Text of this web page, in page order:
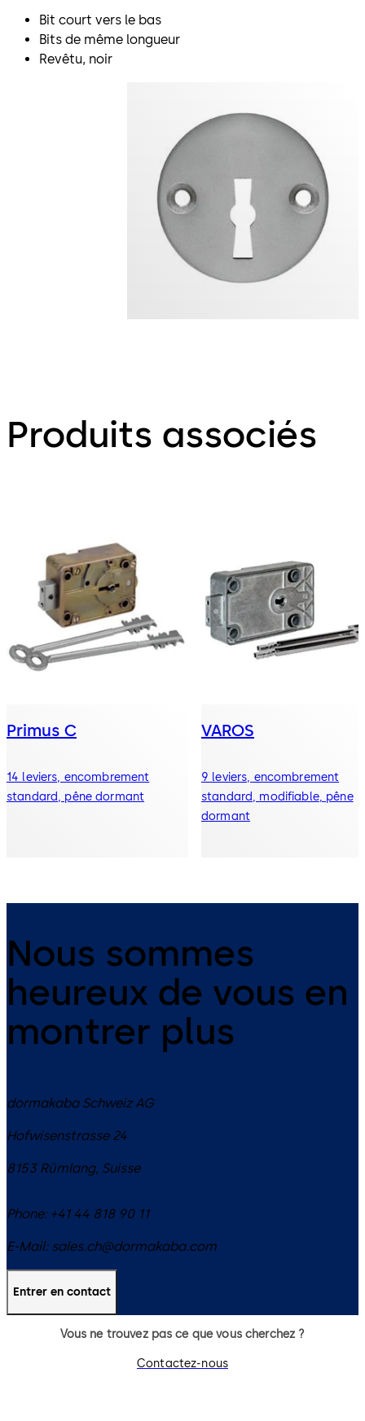
Bit court vers le bas
Bits de même longueur
Revêtu, noir
Produits associés
Primus C
14 leviers, encombrement
standard, pêne dormant
VAROS
9 leviers, encombrement
standard, modifiable, pêne
dormant
Nous sommes
heureux de vous en
montrer plus
dormakaba Schweiz AG
Hofwisenstrasse 24
8153 Rümlang, Suisse
Phone: +41 44 818 90 11
E-Mail: sales.ch@dormakaba.com
Entrer en contact
Vous ne trouvez pas ce que vous cherchez ?
Contactez-nous